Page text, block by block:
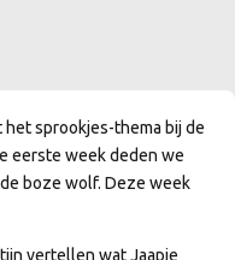
sprookjes-thema bij de
eerste week deden we
boze wolf. Deze week
vertellen wat Jaapie